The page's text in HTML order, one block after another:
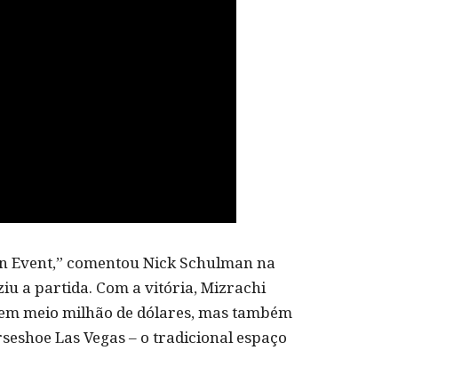
Event,” comentou Nick Schulman na
a partida. Com a vitória, Mizrachi
meio milhão de dólares, mas também
Las Vegas – o tradicional espaço